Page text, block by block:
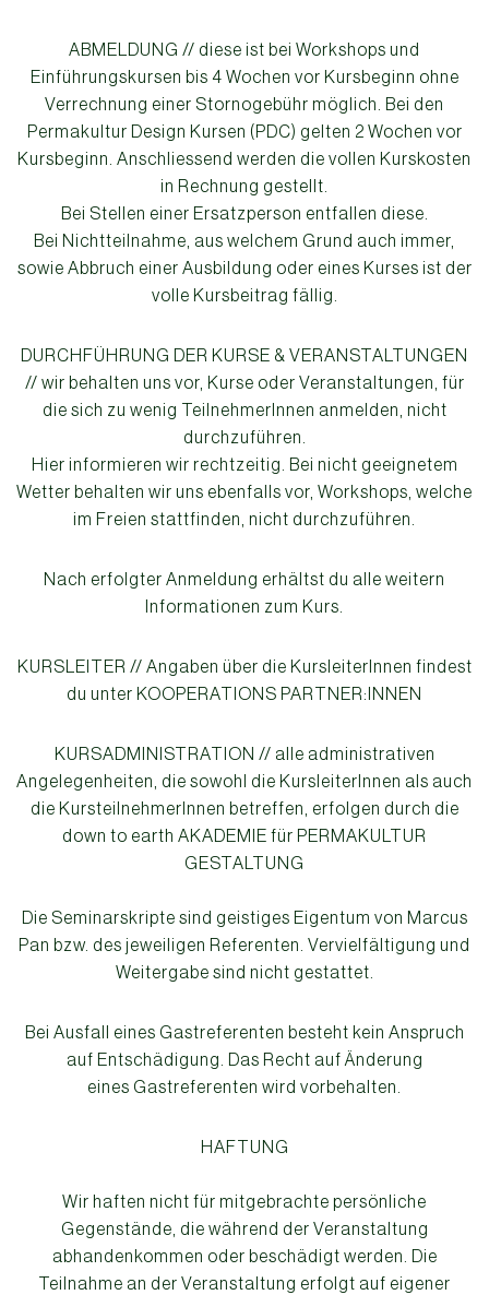
ABMELDUNG // diese ist bei Workshops und
Einführungskursen bis 4 Wochen vor Kursbeginn ohne
Verrechnung einer Stornogebühr möglich. Bei den
Permakultur Design Kursen (PDC) gelten 2 Wochen vor
Kursbeginn. Anschliessend werden die vollen Kurskosten
in Rechnung gestellt.
Bei Stellen einer Ersatzperson entfallen diese.
Bei Nichtteilnahme, aus welchem Grund auch immer,
sowie Abbruch einer Ausbildung oder eines Kurses ist der
volle Kursbeitrag fällig.
DURCHFÜHRUNG DER KURSE & VERANSTALTUNGEN
// wir behalten uns vor, Kurse oder Veranstaltungen, für
die sich zu wenig TeilnehmerInnen anmelden, nicht
durchzuführen.
Hier informieren wir rechtzeitig. Bei nicht geeignetem
Wetter behalten wir uns ebenfalls vor, Workshops, welche
im Freien stattfinden, nicht durchzuführen.
Nach erfolgter Anmeldung erhältst du alle weitern
Informationen zum Kurs.
KURSLEITER // Angaben über die KursleiterInnen findest
du unter KOOPERATIONS PARTNER:INNEN
KURSADMINISTRATION // alle administrativen
Angelegenheiten, die sowohl die KursleiterInnen als auch
die KursteilnehmerInnen betreffen, erfolgen durch die
down to earth AKADEMIE für PERMAKULTUR
GESTALTUNG
Die Seminarskripte sind geistiges Eigentum von Marcus
Pan bzw. des jeweiligen Referenten. Vervielfältigung und
Weitergabe sind nicht gestattet.
Bei Ausfall eines Gastreferenten besteht kein Anspruch
auf Entschädigung. Das Recht auf Änderung
eines Gastreferenten wird vorbehalten.
HAFTUNG
Wir haften nicht für mitgebrachte persönliche
Gegenstände, die während der Veranstaltung
abhandenkommen oder beschädigt werden. Die
Teilnahme an der Veranstaltung erfolgt auf eigener